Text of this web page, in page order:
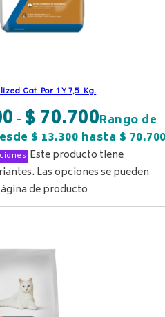
Cat Por 1 Y 7,5 Kg.
- $70.700Rango de
$ 13.300 hasta $
Este producto tiene
Las opciones se pueden
de producto